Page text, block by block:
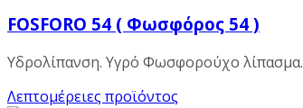
FOSFORO 54 ( Φωσφόρος 54 )
Υδρολίπανση. Υγρό Φωσφορούχο λίπασμα.
Λεπτομέρειες προϊόντος